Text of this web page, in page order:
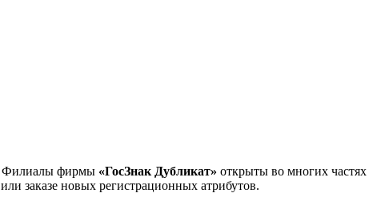
Филиалы фирмы «ГосЗнак Дубликат» открыты во многих частях
заказе новых регистрационных атрибутов.